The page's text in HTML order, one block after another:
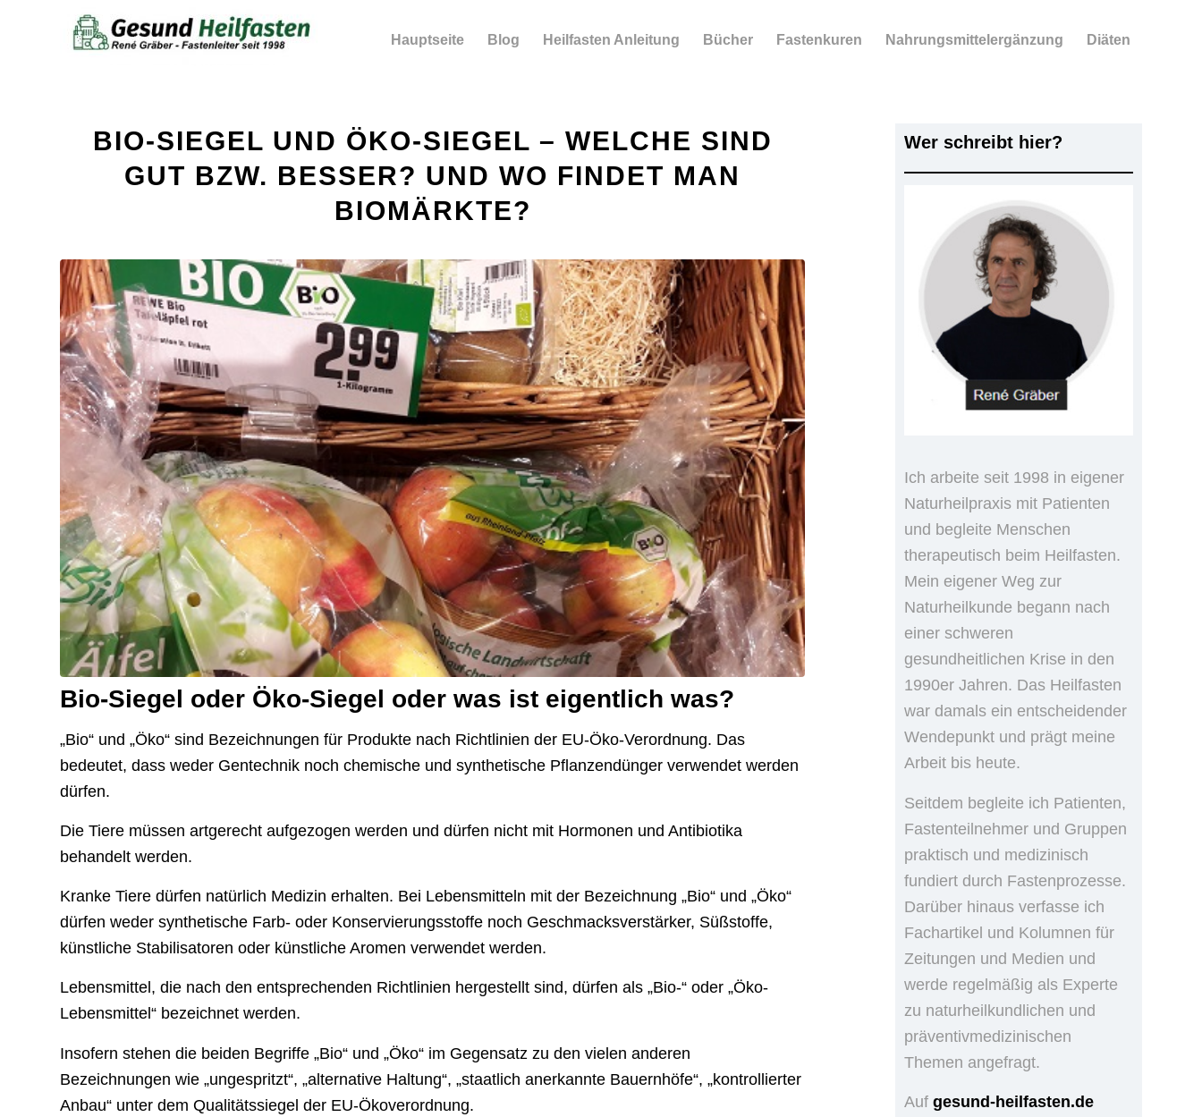
Hauptseite Blog Heilfasten Anleitung Bücher Fastenkuren Nahrungsmittelergänzung Diäten
BIO-SIEGEL UND ÖKO-SIEGEL – WELCHE SIND
GUT BZW. BESSER? UND WO FINDET MAN
BIOMÄRKTE?
Bio-Siegel oder Öko-Siegel oder was ist eigentlich was?
„Bio“ und „Öko“ sind Bezeichnungen für Produkte nach Richtlinien der EU-Öko-Verordnung. Das
bedeutet, dass weder Gentechnik noch chemische und synthetische Pflanzendünger verwendet werden
dürfen.
Die Tiere müssen artgerecht aufgezogen werden und dürfen nicht mit Hormonen und Antibiotika
behandelt werden.
Kranke Tiere dürfen natürlich Medizin erhalten. Bei Lebensmitteln mit der Bezeichnung „Bio“ und „Öko“
dürfen weder synthetische Farb- oder Konservierungsstoffe noch Geschmacksverstärker, Süßstoffe,
künstliche Stabilisatoren oder künstliche Aromen verwendet werden.
Lebensmittel, die nach den entsprechenden Richtlinien hergestellt sind, dürfen als „Bio-“ oder „Öko-
Lebensmittel“ bezeichnet werden.
Insofern stehen die beiden Begriffe „Bio“ und „Öko“ im Gegensatz zu den vielen anderen
Bezeichnungen wie „ungespritzt“, „alternative Haltung“, „staatlich anerkannte Bauernhöfe“, „kontrollierter
Anbau“ unter dem Qualitätssiegel der EU-Ökoverordnung.
Wer schreibt hier?
Ich arbeite seit 1998 in eigener
Naturheilpraxis mit Patienten
und begleite Menschen
therapeutisch beim Heilfasten.
Mein eigener Weg zur
Naturheilkunde begann nach
einer schweren
gesundheitlichen Krise in den
1990er Jahren. Das Heilfasten
war damals ein entscheidender
Wendepunkt und prägt meine
Arbeit bis heute.
Seitdem begleite ich Patienten,
Fastenteilnehmer und Gruppen
praktisch und medizinisch
fundiert durch Fastenprozesse.
Darüber hinaus verfasse ich
Fachartikel und Kolumnen für
Zeitungen und Medien und
werde regelmäßig als Experte
zu naturheilkundlichen und
präventivmedizinischen
Themen angefragt.
Aufgesund-heilfasten.de